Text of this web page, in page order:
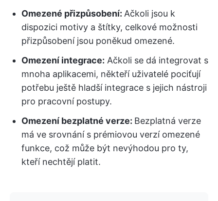
Omezené přizpůsobení: Ačkoli jsou k
dispozici motivy a štítky, celkové možnosti
přizpůsobení jsou poněkud omezené.
Omezení integrace: Ačkoli se dá integrovat s
mnoha aplikacemi, někteří uživatelé pociťují
potřebu ještě hladší integrace s jejich nástroji
pro pracovní postupy.
Omezení bezplatné verze: Bezplatná verze
má ve srovnání s prémiovou verzí omezené
funkce, což může být nevýhodou pro ty,
kteří nechtějí platit.